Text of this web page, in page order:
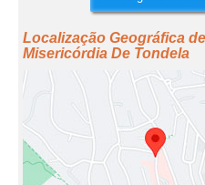
Localização Geográfica
Misericórdia De Tondela